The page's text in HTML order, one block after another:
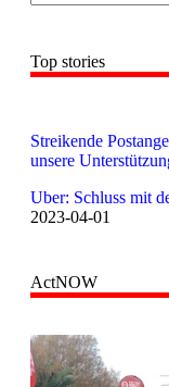
Top stories
Streikende
unsere
Uber: Schluss mit
2023-04-01
ActNOW